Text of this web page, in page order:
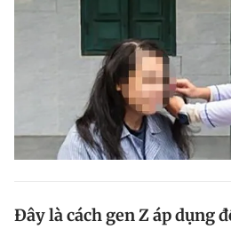
Đây là cách gen Z áp dụng